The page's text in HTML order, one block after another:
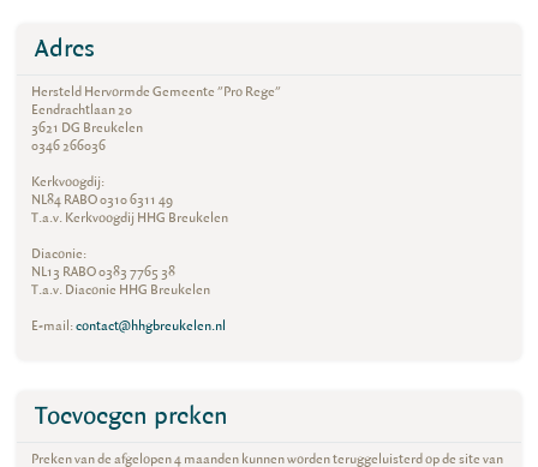
Adres
Hersteld Hervormde Gemeente "Pro Rege"
Eendrachtlaan 20
3621 DG Breukelen
0346 266036
Kerkvoogdij:
NL84 RABO 0310 6311 49
T.a.v. Kerkvoogdij HHG Breukelen
Diaconie:
NL13 RABO 0383 7765 38
T.a.v. Diaconie HHG Breukelen
E-mail:contact@hhgbreukelen.nl
Toevoegen preken
Preken van de afgelopen 4 maanden kunnen worden teruggeluisterd op de site van